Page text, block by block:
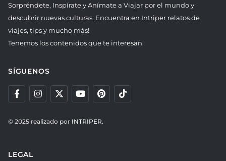
Sorpréndete, Inspírate y Anímate a Viajar por el mundo y
descubrir nuevas culturas. Encuentra en Intriper relatos de
viajes, tips y mucho más!
Tenemos los contenidos que te interesan.
SÍGUENOS
© 2025 realizado por INTRIPER.
LEGAL